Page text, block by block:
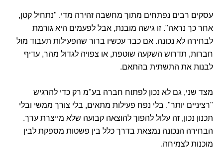
עסקים רבים נפתחים מתוך מחשבה זהירה מדי. "נתחיל קטן,
אחר כך נראה". זו גישה מובנת, אבל לפעמים היא גורמת
לבחירה לא נכונה. אם כבר עכשיו ברור שהפעילות תעבוד מול
חברות, תדרוש השקעה שוטפת, או צפויה לגדול מהר, עדיף
לבנות את התשתית בהתאם.
מצד שני, גם לא נכון לפתוח חברה בע"מ רק כדי להרגיש
"רציניים יותר". בלי נפח פעילות מתאים, בלי צורך ממשי ובלי
תכנון נכון, זה עלול להפוך להוצאה קבועה שלא מייצרת ערך.
הבחירה הנכונה נמצאת בדרך כלל בין פשטות מספקת לבין
מוכנות לצמיחה.